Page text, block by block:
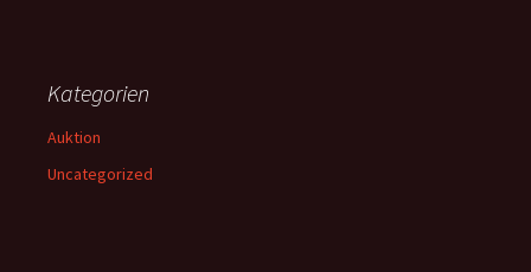
Kategorien
Auktion
Uncategorized